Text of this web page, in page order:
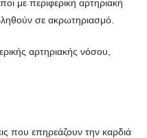
με περιφερική αρτηριακή
σε ακρωτηριασμό.
αρτηριακής νόσου,
που επηρεάζουν την καρδιά